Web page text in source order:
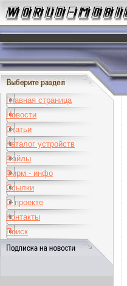
Главная страница
Новости
Статьи
Каталог устройств
Файлы
Фирм - инфо
Ссылки
О проекте
Контакты
Поиск